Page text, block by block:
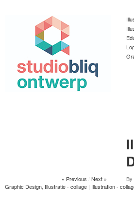
« Previous Next » By
Graphic Design Illustratie - collage | Illustration -